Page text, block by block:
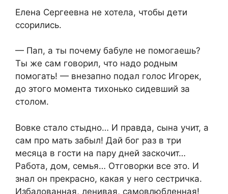
Елена Сергеевна не хотела, чтобы дети
ссорились.
— Пап, а ты почему бабуле не помогаешь?
Ты же сам говорил, что надо родным
помогать! — внезапно подал голос Игорек,
до этого момента тихонько сидевший за
столом.
Вовке стало стыдно… И правда, сына учит, а
сам про мать забыл! Дай бог раз в три
месяца в гости на пару дней заскочит…
Работа, дом, семья… Отговорки все это. И
знал он прекрасно, какая у него сестричка.
Избалованная, ленивая, самовлюбленная!